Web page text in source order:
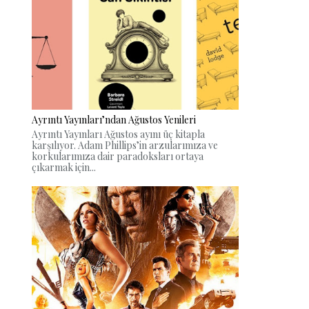
Ayrıntı Yayınları’ndan Ağustos Yenileri
Ayrıntı Yayınları Ağustos ayını üç kitapla
karşılıyor. Adam Phillips’in arzularımıza ve
korkularımıza dair paradoksları ortaya
çıkarmak için...